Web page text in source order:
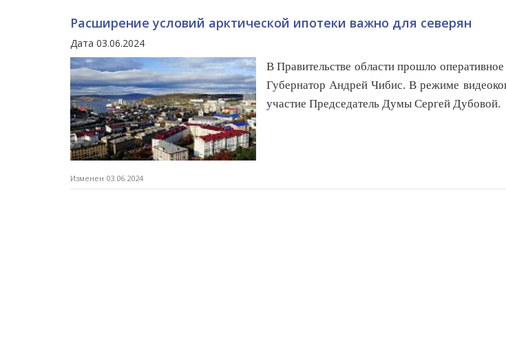
Расширение условий арктической ипотеки важно для северян
Дата 03.06.2024
В Правительстве области прошло
Губернатор Андрей Чибис. В режиме
участие Председатель Думы Сергей Дубовой.
Изменен 03.06.2024